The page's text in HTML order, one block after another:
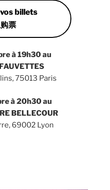
billets
票
à 19h30 au
75013 Paris
à 20h30au
BELLECOUR
69002 Lyon